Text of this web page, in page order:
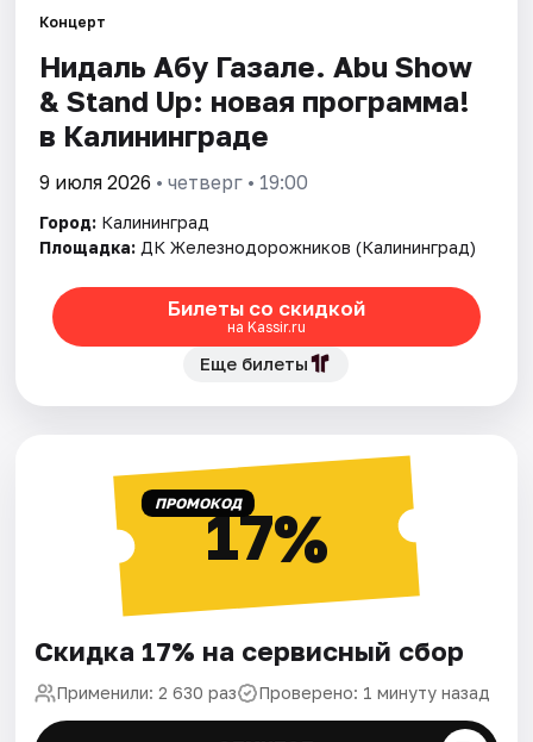
Площадки
Артисты
Рейтинги
Концерт
Нидаль Абу Газале. Abu Show
& Stand Up: новая программа!
в Калининграде
9 июля 2026 • четверг • 19:00
Город: Калининград
Площадка: ДК Железнодорожников (Калининград)
Билеты со скидкой
на Kassir.ru
Еще билеты
ПРОМОКОД17%
Скидка 17% на сервисный сбор
Применили: 2 630 раз Проверено: 1 минуту назад